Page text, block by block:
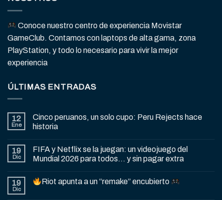
Conoce nuestro centro de experiencia Movistar
GameClub. Contamos con laptops de alta gama, zona
PlayStation, y todo lo necesario para vivir la mejor
experiencia
ÚLTIMAS ENTRADAS
12
Ene
Cinco peruanos, un solo cupo: Peru Rejects hace
historia
19
Dic
FIFA y Netflix se la juegan: un videojuego del
Mundial 2026 para todos… y sin pagar extra
19
Dic
Riot apunta a un “remake” encubierto